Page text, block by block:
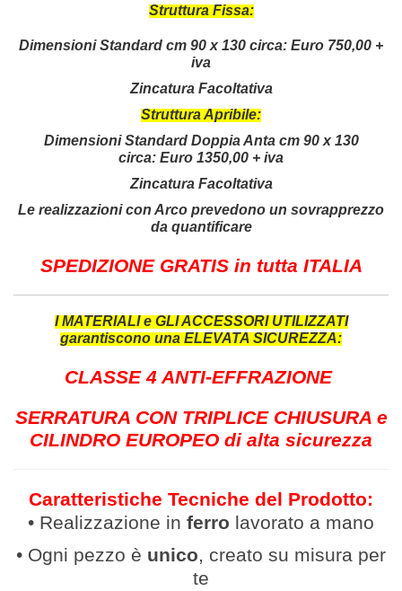
Struttura Fissa:
Dimensioni Standard cm 90 x 130 circa: Euro 750,00 +
iva
Zincatura Facoltativa
Struttura Apribile:
Dimensioni Standard Doppia Anta cm 90 x 130
circa: Euro 1350,00 + iva
Zincatura Facoltativa
Le realizzazioni con Arco prevedono un sovrapprezzo
da quantificare
SPEDIZIONE GRATIS in tutta ITALIA
I MATERIALI e GLI ACCESSORI UTILIZZATI
garantiscono una ELEVATA SICUREZZA:
CLASSE 4 ANTI-EFFRAZIONE
SERRATURA CON TRIPLICE CHIUSURA e
CILINDRO EUROPEO di alta sicurezza
Caratteristiche Tecniche del Prodotto:
• Realizzazione in ferro lavorato a mano
• Ogni pezzo è unico, creato su misura per
te